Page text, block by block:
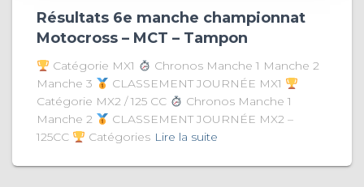
Résultats 6e manche championnat
Motocross – MCT – Tampon
Catégorie MX1
Chronos Manche 1 Manche 2
Manche 3
CLASSEMENT JOURNÉE MX1
Catégorie MX2 / 125 CC
Chronos Manche 1
Manche 2
CLASSEMENT JOURNÉE MX2 –
125CC
Catégories Lire la suite